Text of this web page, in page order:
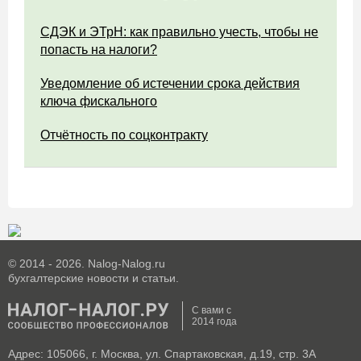
СДЭК и ЭТрН: как правильно учесть, чтобы не
попасть на налоги?
Уведомление об истечении срока действия
ключа фискального
Отчётность по соцконтракту
© 2014 - 2026. Nalog-Nalog.ru
бухгалтерские новости и статьи.
С вами с
2014 года
Адрес: 105066, г. Москва, ул. Спартаковская, д.19, стр. 3А